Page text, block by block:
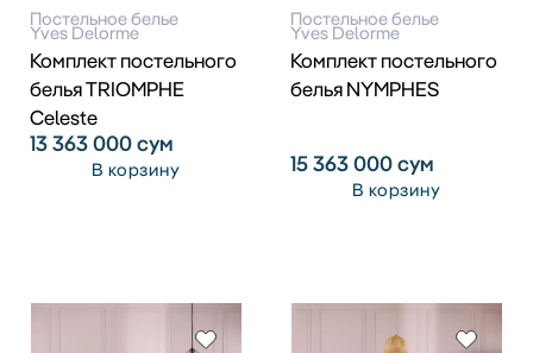
Постельное белье
Yves Delorme
Комплект постельного
белья TRIOMPHE
Celeste
13 363 000сум
В корзину
Постельное белье
Yves Delorme
Комплект постельного
белья NYMPHES
15 363 000сум
В корзину